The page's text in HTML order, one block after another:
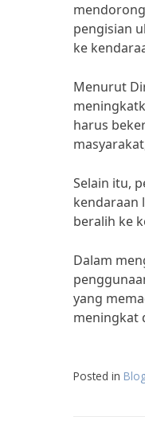
pengisian
ke
Menurut
harus
Selain itu,
kendaraan
beralih ke
Dalam
yang
meningkat
Posted in